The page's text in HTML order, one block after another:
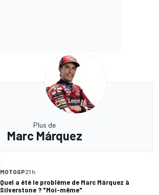
Plus de
Marc Márquez
MOTOGP21 h
Quel a été le problème de Marc Márquez à
Silverstone ? "Moi-même"